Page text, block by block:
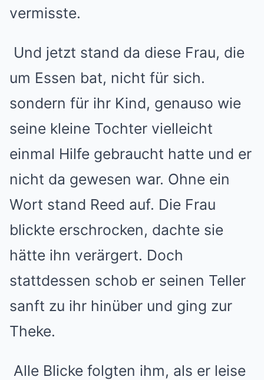
vermisste.
Und jetzt stand da diese Frau, die
um Essen bat, nicht für sich.
sondern für ihr Kind, genauso wie
seine kleine Tochter vielleicht
einmal Hilfe gebraucht hatte und er
nicht da gewesen war. Ohne ein
Wort stand Reed auf. Die Frau
blickte erschrocken, dachte sie
hätte ihn verärgert. Doch
stattdessen schob er seinen Teller
sanft zu ihr hinüber und ging zur
Theke.
Alle Blicke folgten ihm, als er leise